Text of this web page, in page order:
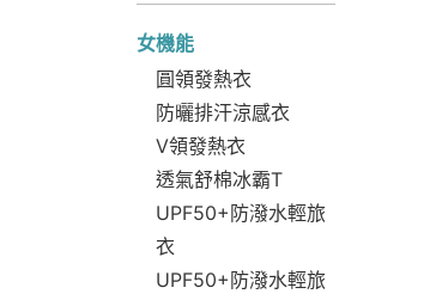
女機能
圓領發熱衣
防曬排汗涼感衣
V領發熱衣
透氣舒棉冰霸T
UPF50+防潑水輕旅
衣
UPF50+防潑水輕旅